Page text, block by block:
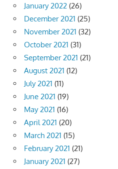
January 2022 (26)
December 2021 (25)
November 2021 (32)
October 2021 (31)
September 2021 (21)
August 2021 (12)
July 2021 (11)
June 2021 (19)
May 2021 (16)
April 2021 (20)
March 2021 (15)
February 2021 (21)
January 2021 (27)